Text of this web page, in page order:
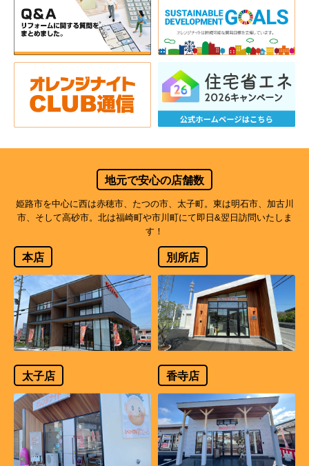
地元で安心の店舗数
姫路市を中心に西は赤穂市、たつの市、太子町。東は明石市、加古川
市、そして高砂市。北は福崎町や市川町にて即日&翌日訪問いたしま
す！
本店 別所店
太子店 香寺店